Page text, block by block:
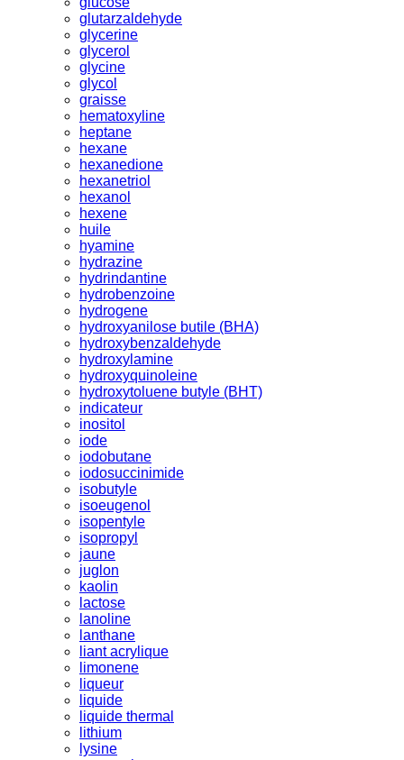
glutarzaldehyde
glycerine
glycerol
glycine
glycol
graisse
hematoxyline
heptane
hexane
hexanedione
hexanetriol
hexanol
hexene
huile
hyamine
hydrazine
hydrindantine
hydrobenzoine
hydrogene
hydroxyanilose butile (BHA)
hydroxybenzaldehyde
hydroxylamine
hydroxyquinoleine
hydroxytoluene butyle (BHT)
indicateur
inositol
iode
iodobutane
iodosuccinimide
isobutyle
isoeugenol
isopentyle
isopropyl
jaune
juglon
kaolin
lactose
lanoline
lanthane
liant acrylique
limonene
liqueur
liquide
liquide thermal
lithium
lysine